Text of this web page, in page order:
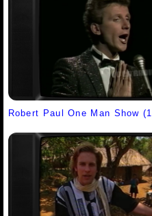
Robert Paul One Man Show